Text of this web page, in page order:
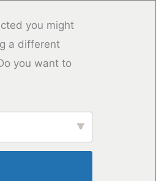
you might
a different
you want to